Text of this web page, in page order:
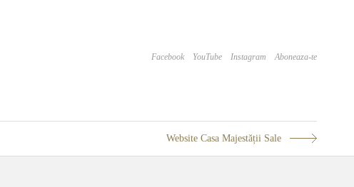
Facebook YouTube Instagram Aboneaza-te
Website Casa Majestății Sale